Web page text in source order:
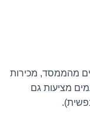
מהממסד, מכירות
מציעות גם